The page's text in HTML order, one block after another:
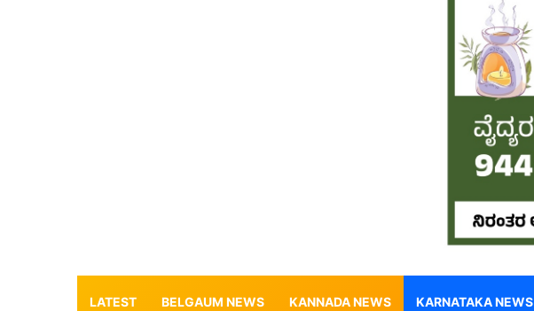
LATEST BELGAUM NEWS KANNADA NEWS KARNATAKA NEWS